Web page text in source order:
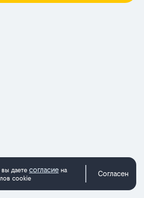
вы даете согласие на
cookie
Согласен